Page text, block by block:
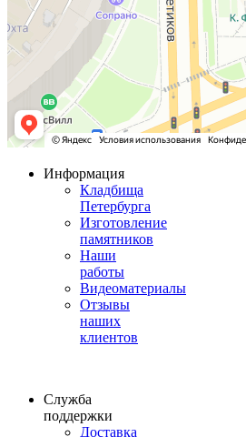
Информация
Кладбища
Петербурга
Изготовление
памятников
Наши
работы
Видеоматериалы
Отзывы
наших
клиентов
Служба
поддержки
Доставка